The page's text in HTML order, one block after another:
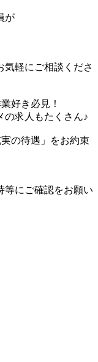
が
気軽にご相談くださ
好き必見！
の求人もたくさん♪
の待遇」をお約束
にご確認をお願い